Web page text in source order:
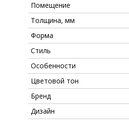
Помещение
Толщина, мм
Форма
Стиль
Особенности
Цветовой тон
Бренд
Дизайн